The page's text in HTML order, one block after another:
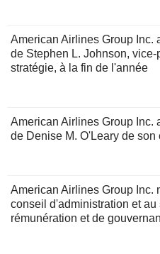
American Airlines Group Inc.
de Stephen L. Johnson,
stratégie, à la fin de l'année
American Airlines Group Inc.
de Denise M. O'Leary de
American Airlines Group Inc.
conseil d'administration et
rémunération et de